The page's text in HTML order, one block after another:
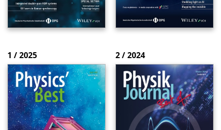
1 / 2025 2 / 2024